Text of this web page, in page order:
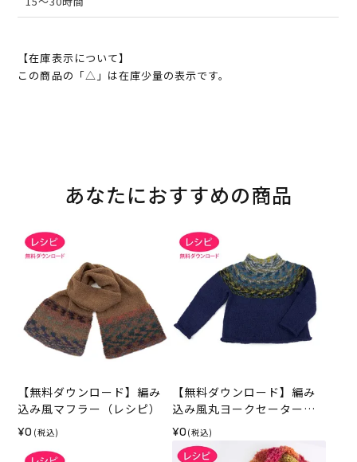
【在庫表示について】
この商品の「△」は在庫少量の表示です。
あなたにおすすめの商品
【無料ダウンロード】編み
込み風マフラー（レシピ）
¥0 (税込)
【無料ダウンロード】編み
込み風丸ヨークセーター
（レシピ）
¥0 (税込)